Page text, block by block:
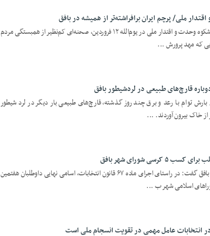
ملی/ پرچم ایران برافراشته‌تر از همیشه در بافق
یزدفردا؛ نمایش باشکوه وحدت و اقتدار ملی در یوم‌الله ۱۲ فروردین، صحنه‌ای کم‌نظیر از همبستگی مردم
که مهد پرورش ...
قارچ‌های طبیعی در لردشیطور بافق
بارش توام با رعد و برق چند روز گذشته، قارچ‌های طبیعی بار دیگر در لرد شیطور
خاک بیرون آوردند. ...
یزدفردا؛ فرماندار بافق گفت: در راستای اجرای ماده ۶۷ قانون انتخابات، اسامی نهایی داوطلبان هفتمین
اسلامی شهر ب ...
انتخابات عامل مهمی در تقویت انسجام ملی است